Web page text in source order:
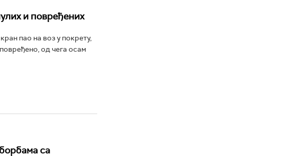
и повређених
пао на воз у покрету,
од чега осам
са